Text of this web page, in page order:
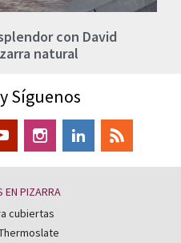
con David
natural
Síguenos
EN PIZARRA
cubiertas